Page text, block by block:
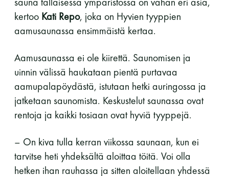
kertoo Kati Repo, joka on Hyvien tyyppien
aamusaunassa ensimmäistä kertaa.
Aamusaunassa ei ole kiirettä. Saunomisen ja
uinnin välissä haukataan pientä purtavaa
aamupalapöydästä, istutaan hetki auringossa ja
jatketaan saunomista. Keskustelut saunassa ovat
rentoja ja kaikki tosiaan ovat hyviä tyyppejä.
– On kiva tulla kerran viikossa saunaan, kun ei
tarvitse heti yhdeksältä aloittaa töitä. Voi olla
hetken ihan rauhassa ja sitten aloitellaan yhdessä